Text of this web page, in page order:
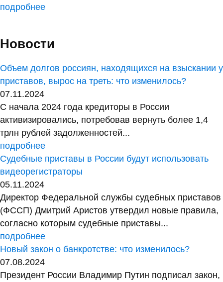
подробнее
Новости
Объем долгов россиян, находящихся на взыскании у
приставов, вырос на треть: что изменилось?
07.11.2024
С начала 2024 года кредиторы в России
активизировались, потребовав вернуть более 1,4
трлн рублей задолженностей...
подробнее
Судебные приставы в России будут использовать
видеорегистраторы
05.11.2024
Директор Федеральной службы судебных приставов
(ФССП) Дмитрий Аристов утвердил новые правила,
согласно которым судебные приставы...
подробнее
Новый закон о банкротстве: что изменилось?
07.08.2024
Президент России Владимир Путин подписал закон,